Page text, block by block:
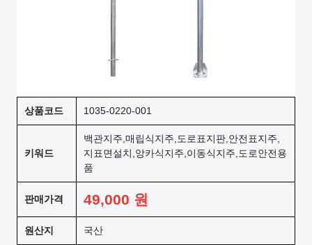
상품코드 1035-0220-001
키워드
백관지주,매립식지주,도로표지판,안전표지주,
지표면설치,앙카식지주,이동식지주,도로안전용
품
판매가격 49,000 원
원산지 국산